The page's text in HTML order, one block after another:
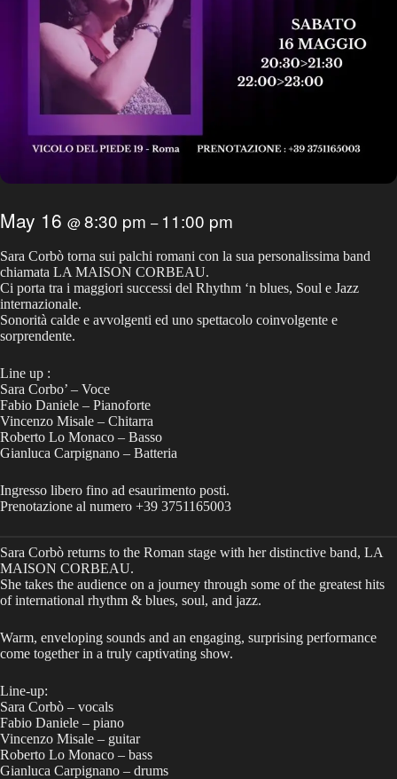
May 16 @8:30 pm – 11:00 pm
Sara Corbò torna sui palchi romani con la sua personalissima band
chiamata LA MAISON CORBEAU.
Ci porta tra i maggiori successi del Rhythm ‘n blues, Soul e Jazz
internazionale.
Sonorità calde e avvolgenti ed uno spettacolo coinvolgente e
sorprendente.
Line up :
Sara Corbo’ – Voce
Fabio Daniele – Pianoforte
Vincenzo Misale – Chitarra
Roberto Lo Monaco – Basso
Gianluca Carpignano – Batteria
Ingresso libero fino ad esaurimento posti.
Prenotazione al numero +39 3751165003
Sara Corbò returns to the Roman stage with her distinctive band, LA
MAISON CORBEAU.
She takes the audience on a journey through some of the greatest hits
of international rhythm & blues, soul, and jazz.
Warm, enveloping sounds and an engaging, surprising performance
come together in a truly captivating show.
Line-up:
Sara Corbò – vocals
Fabio Daniele – piano
Vincenzo Misale – guitar
Roberto Lo Monaco – bass
Gianluca Carpignano – drums